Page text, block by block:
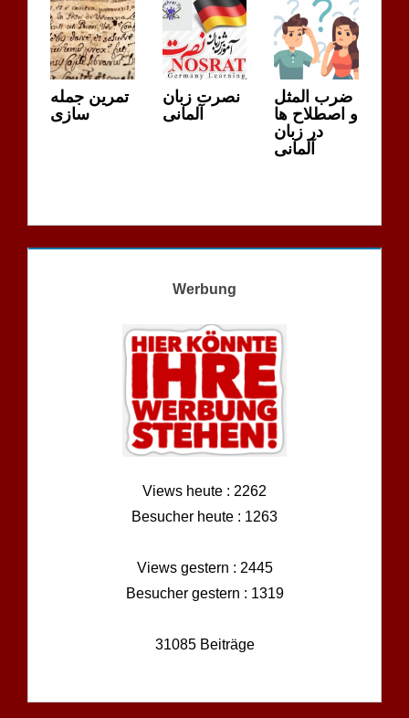
تمرین جمله
سازی
نصرت زبان
آلمانی
ضرب المثل
و اصطلاح ها
در زبان
آلمانی
Werbung
Views heute : 2262
Besucher heute : 1263
Views gestern : 2445
Besucher gestern : 1319
31085 Beiträge